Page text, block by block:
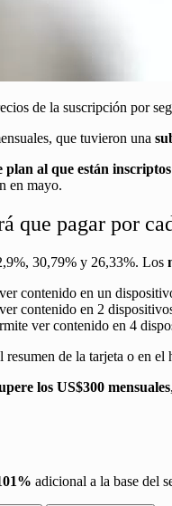
de la suscripción por
que tuvieron una
plan al que están inscriptos
en mayo.
que pagar por
30,79% y 26,33%. Los
contenido en un
contenido en 2
ver contenido en 4
los US$300 mensuales
adicional a la base del